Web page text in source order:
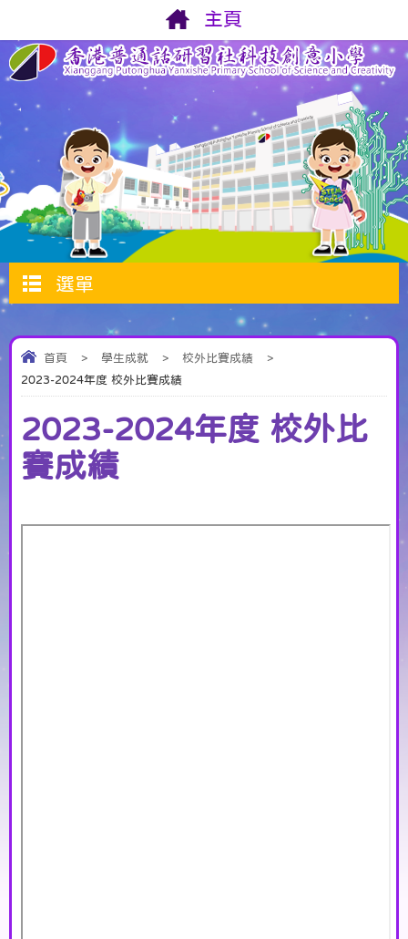
主頁
選單
首頁 > 學生成就 > 校外比賽成績
>
2023-2024年度 校外比賽成績
2023-2024年度 校外比
賽成績